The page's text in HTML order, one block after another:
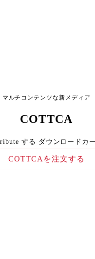
マルチコンテンツな新メディア
COTTCA
する ダウンロードカ
COTTCAを注文する